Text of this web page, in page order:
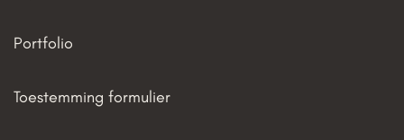
Portfolio
Toestemming formulier